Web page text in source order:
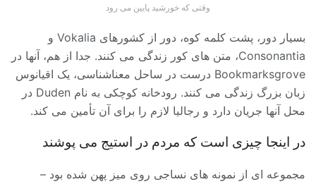
وقتی که خورشید پایین می رود
بسیار دور، پشت کلمه کوه، دور از کشورهای Vokalia و
Consonantia، متن های کور زندگی می کنند. جدا از هم، آنها در
Bookmarksgrove درست در ساحل معناشناسی، یک اقیانوس
زبان بزرگ زندگی می کنند. رودخانه کوچکی به نام Duden در
محل آنها جریان دارد و رجالیا لازم را برای آن تأمین می کند.
در اینجا چیزی است که مردم در استیج می پوشند
مجموعه ای از نمونه های نساجی روی میز پهن شده بود –